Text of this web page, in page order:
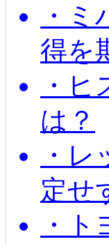
・
得を
・
は？
・
定せ
・